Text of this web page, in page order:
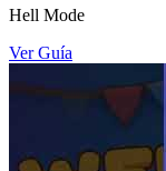
Hell Mode
Ver Guía